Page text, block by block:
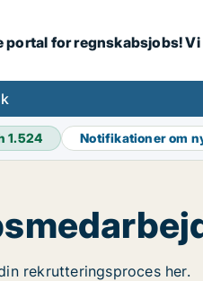
portal for regnskabsjobs!
1.524 Notifikationer om
rekrutteringsproces her.